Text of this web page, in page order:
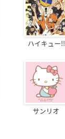
ハイキュー!!
サンリオ